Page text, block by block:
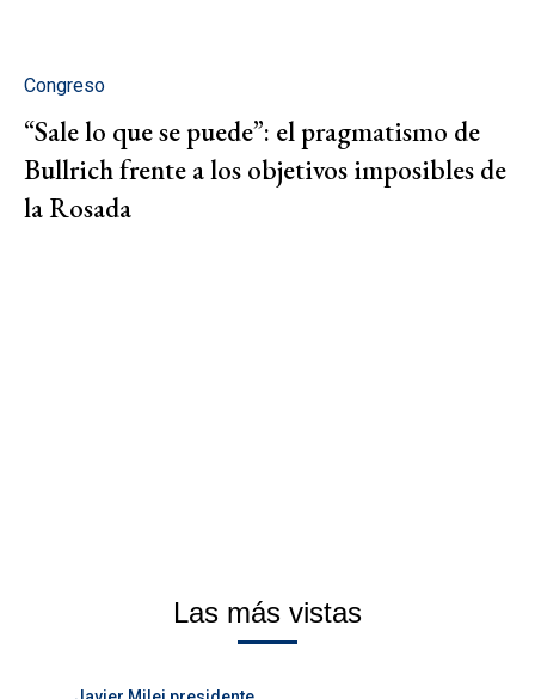
Congreso
“Sale lo que se puede”: el pragmatismo de
Bullrich frente a los objetivos imposibles de
la Rosada
Las más vistas